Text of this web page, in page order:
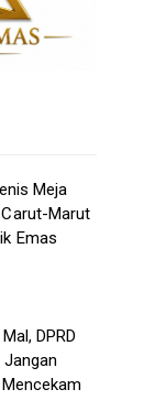
Meja
Marut
Emas
DPRD